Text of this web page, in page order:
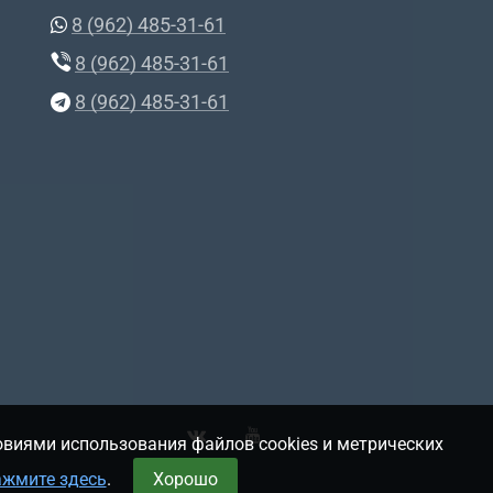
8 (962) 485-31-61
8 (962) 485-31-61
8 (962) 485-31-61
использования файлов cookies и метрических
здесь. Хорошо